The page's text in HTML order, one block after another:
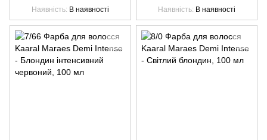
Наявність В наявності
Наявність В наявності